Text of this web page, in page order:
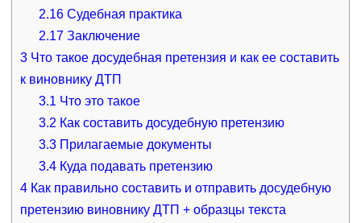
2.16 Судебная практика
2.17 Заключение
3Что такое досудебная претензия и как ее составить
к виновнику ДТП
3.1 Что это такое
3.2 Как составить досудебную претензию
3.3 Прилагаемые документы
3.4 Куда подавать претензию
4Как правильно составить и отправить досудебную
претензию виновнику ДТП + образцы текста